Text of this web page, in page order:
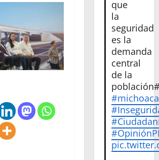
que
la
seguridad
es la
demanda
central
de la